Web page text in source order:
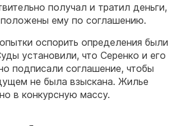
получал и тратил деньги,
ему по соглашению.
оспорить определения были
установили, что Серенко и его
подписали соглашение, чтобы
не была взыскана. Жилье
в конкурсную массу.